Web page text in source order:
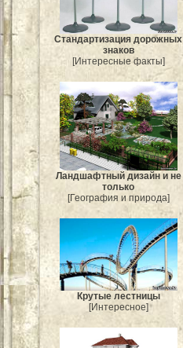
Стандартизация дорожных
знаков
[Интересные факты]
Ландшафтный дизайн и не
только
[География и природа]
Крутые лестницы
[Интересное]